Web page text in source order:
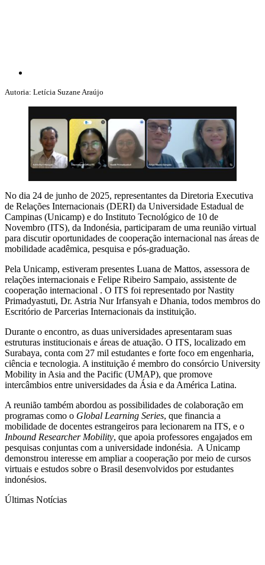
Autoria: Letícia Suzane Araújo
No dia 24 de junho de 2025, representantes da Diretoria Executiva
de Relações Internacionais (DERI) da Universidade Estadual de
Campinas (Unicamp) e do Instituto Tecnológico de 10 de
Novembro (ITS), da Indonésia, participaram de uma reunião virtual
para discutir oportunidades de cooperação internacional nas áreas de
mobilidade acadêmica, pesquisa e pós-graduação.
Pela Unicamp, estiveram presentes Luana de Mattos, assessora de
relações internacionais e Felipe Ribeiro Sampaio, assistente de
cooperação internacional . O ITS foi representado por Nastity
Primadyastuti, Dr. Astria Nur Irfansyah e Dhania, todos membros do
Escritório de Parcerias Internacionais da instituição.
Durante o encontro, as duas universidades apresentaram suas
estruturas institucionais e áreas de atuação. O ITS, localizado em
Surabaya, conta com 27 mil estudantes e forte foco em engenharia,
ciência e tecnologia. A instituição é membro do consórcio University
Mobility in Asia and the Pacific (UMAP), que promove
intercâmbios entre universidades da Ásia e da América Latina.
A reunião também abordou as possibilidades de colaboração em
programas como o Global Learning Series, que financia a
mobilidade de docentes estrangeiros para lecionarem na ITS, e o
Inbound Researcher Mobility, que apoia professores engajados em
pesquisas conjuntas com a universidade indonésia. A Unicamp
demonstrou interesse em ampliar a cooperação por meio de cursos
virtuais e estudos sobre o Brasil desenvolvidos por estudantes
indonésios.
Últimas Notícias